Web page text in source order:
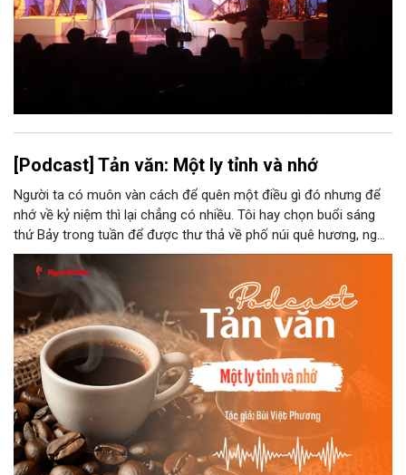
[Podcast] Tản văn: Một ly tỉnh và nhớ
Người ta có muôn vàn cách để quên một điều gì đó nhưng để
nhớ về kỷ niệm thì lại chẳng có nhiều. Tôi hay chọn buổi sáng
thứ Bảy trong tuần để được thư thả về phố núi quê hương, ngồi
đợi giọt đắng của đất đai, mưa nắng điểm từng nhịp xuống
chiếc ly sứ như đợi thời gian mở cánh cửa diệu kì của mình.